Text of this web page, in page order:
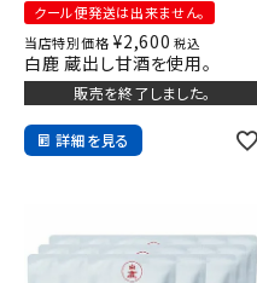
クール便発送は出来ません。
当店特別価格 ¥2,600 税込
白鹿 蔵出し甘酒を使用。
販売を終了しました。
詳細を見る